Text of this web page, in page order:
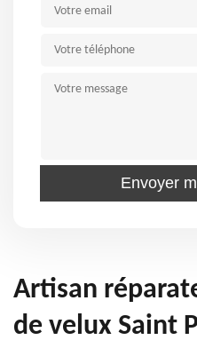
Artisan
de velux Saint